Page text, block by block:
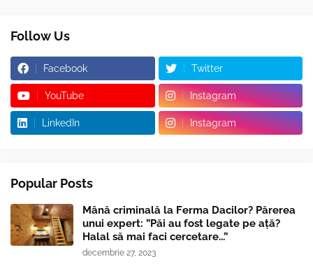
Follow Us
Facebook Twitter
YouTube Instagram
LinkedIn Instagram
Popular Posts
Mână criminală la Ferma Dacilor? Părerea
unui expert: ”Păi au fost legate pe ață?
Halal să mai faci cercetare...”
decembrie 27, 2023